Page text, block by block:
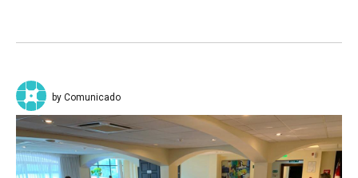
by Comunicado